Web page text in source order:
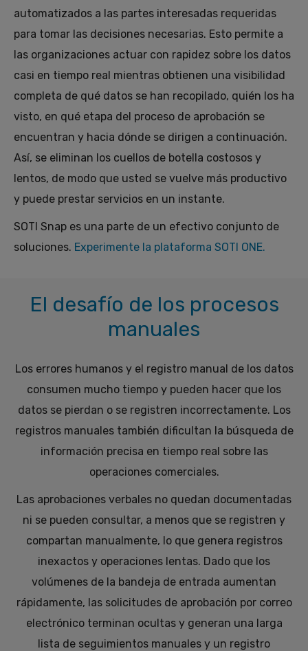
automatizados a las partes interesadas requeridas
para tomar las decisiones necesarias. Esto permite a
las organizaciones actuar con rapidez sobre los datos
casi en tiempo real mientras obtienen una visibilidad
completa de qué datos se han recopilado, quién los ha
visto, en qué etapa del proceso de aprobación se
encuentran y hacia dónde se dirigen a continuación.
Así, se eliminan los cuellos de botella costosos y
lentos, de modo que usted se vuelve más productivo
y puede prestar servicios en un instante.
SOTI Snap es una parte de un efectivo conjunto de
soluciones. Experimente la plataforma SOTI ONE.
El desafío de los procesos
manuales
Los errores humanos y el registro manual de los datos
consumen mucho tiempo y pueden hacer que los
datos se pierdan o se registren incorrectamente. Los
registros manuales también dificultan la búsqueda de
información precisa en tiempo real sobre las
operaciones comerciales.
Las aprobaciones verbales no quedan documentadas
ni se pueden consultar, a menos que se registren y
compartan manualmente, lo que genera registros
inexactos y operaciones lentas. Dado que los
volúmenes de la bandeja de entrada aumentan
rápidamente, las solicitudes de aprobación por correo
electrónico terminan ocultas y generan una larga
lista de seguimientos manuales y un registro